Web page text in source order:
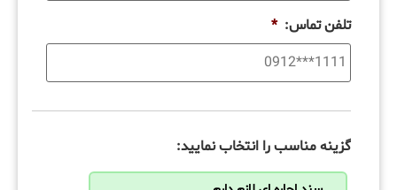
تلفن تماس: *
گزینه مناسب را انتخاب نمایید: